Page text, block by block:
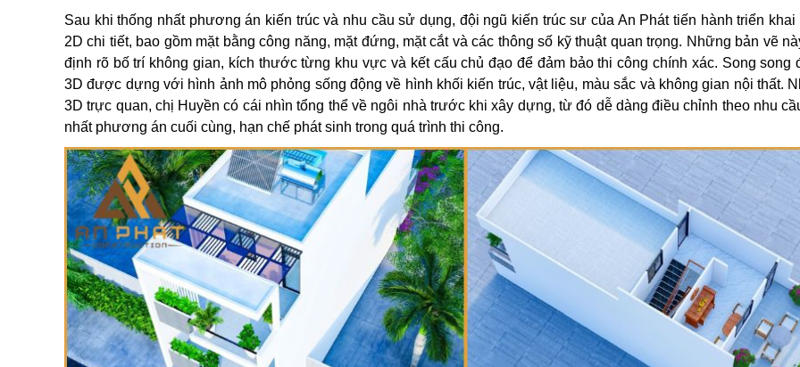
Sau khi thống nhất phương án kiến trúc và nhu cầu sử dụng, đội ngũ kiến trúc sư của An Phát tiến hành triển khai
2D chi tiết, bao gồm mặt bằng công năng, mặt đứng, mặt cắt và các thông số kỹ thuật quan trọng. Những bản vẽ
định rõ bố trí không gian, kích thước từng khu vực và kết cấu chủ đạo để đảm bảo thi công chính xác. Song song
3D được dựng với hình ảnh mô phỏng sống động về hình khối kiến trúc, vật liệu, màu sắc và không gian nội thất.
3D trực quan, chị Huyền có cái nhìn tổng thể về ngôi nhà trước khi xây dựng, từ đó dễ dàng điều chỉnh theo nhu
nhất phương án cuối cùng, hạn chế phát sinh trong quá trình thi công.